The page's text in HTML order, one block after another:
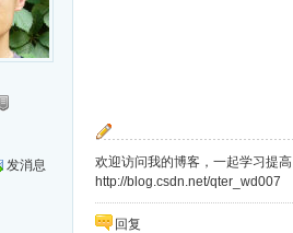
发消息
欢迎访问我的博客，一起学习提高
http://blog.csdn.net/qter_wd007
回复